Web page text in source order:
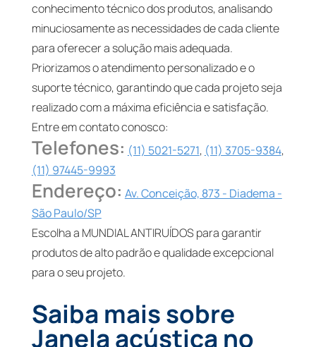
conhecimento técnico dos produtos, analisando
minuciosamente as necessidades de cada cliente
para oferecer a solução mais adequada.
Priorizamos o atendimento personalizado e o
suporte técnico, garantindo que cada projeto seja
realizado com a máxima eficiência e satisfação.
Entre em contato conosco:
Telefones: (11) 5021-5271, (11) 3705-9384,
(11) 97445-9993
Endereço: Av. Conceição, 873 - Diadema -
São Paulo/SP
Escolha a MUNDIAL ANTIRUÍDOS para garantir
produtos de alto padrão e qualidade excepcional
para o seu projeto.
Saiba mais sobre
Janela acústica no